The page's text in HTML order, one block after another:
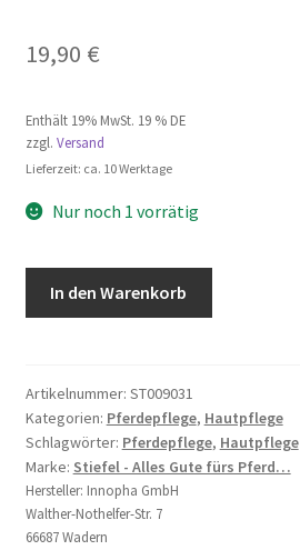
19,90 €
Enthält 19% MwSt. 19 % DE
zzgl. Versand
Lieferzeit: ca. 10 Werktage
Nur noch 1 vorrätig
ml
Menge
In den Warenkorb
n
a
t
Artikelnummer: ST009031
Kategorien: Pferdepflege, Hautpflege
Schlagwörter: Pferdepflege, Hautpflege
Marke: Stiefel - Alles Gute fürs Pferd…
Hersteller: Innopha GmbH
Walther-Nothelfer-Str. 7
66687 Wadern